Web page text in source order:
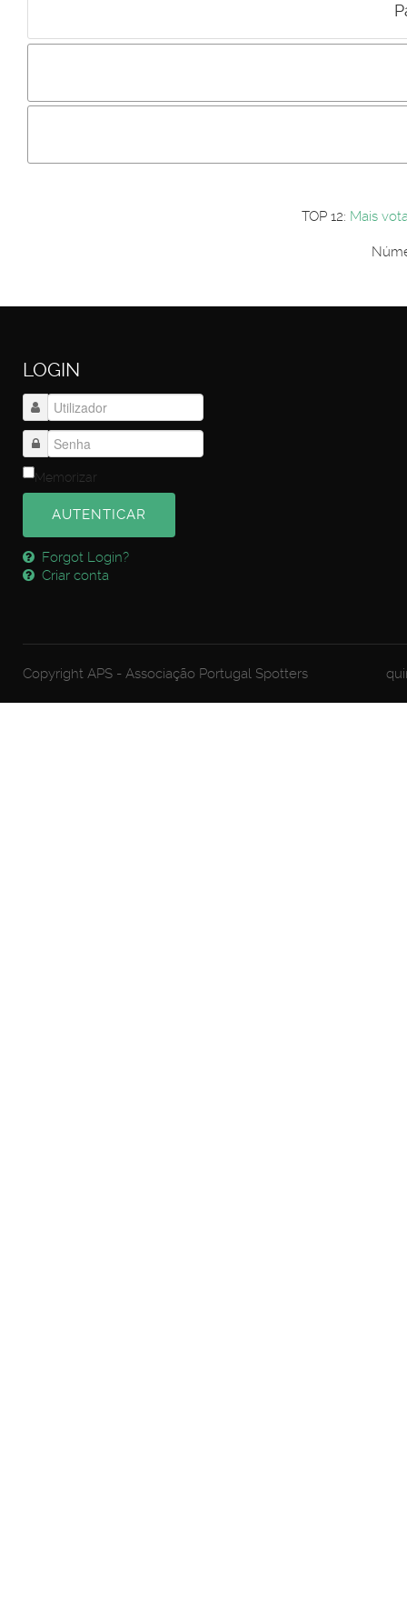
Incluir imagem :
Os
Primeiro autentique-se...
TOP 12: Mais
LOGIN
Memorizar
AUTENTICAR
Forgot Login?
Criar conta
Copyright APS - Associação Portugal Spotters